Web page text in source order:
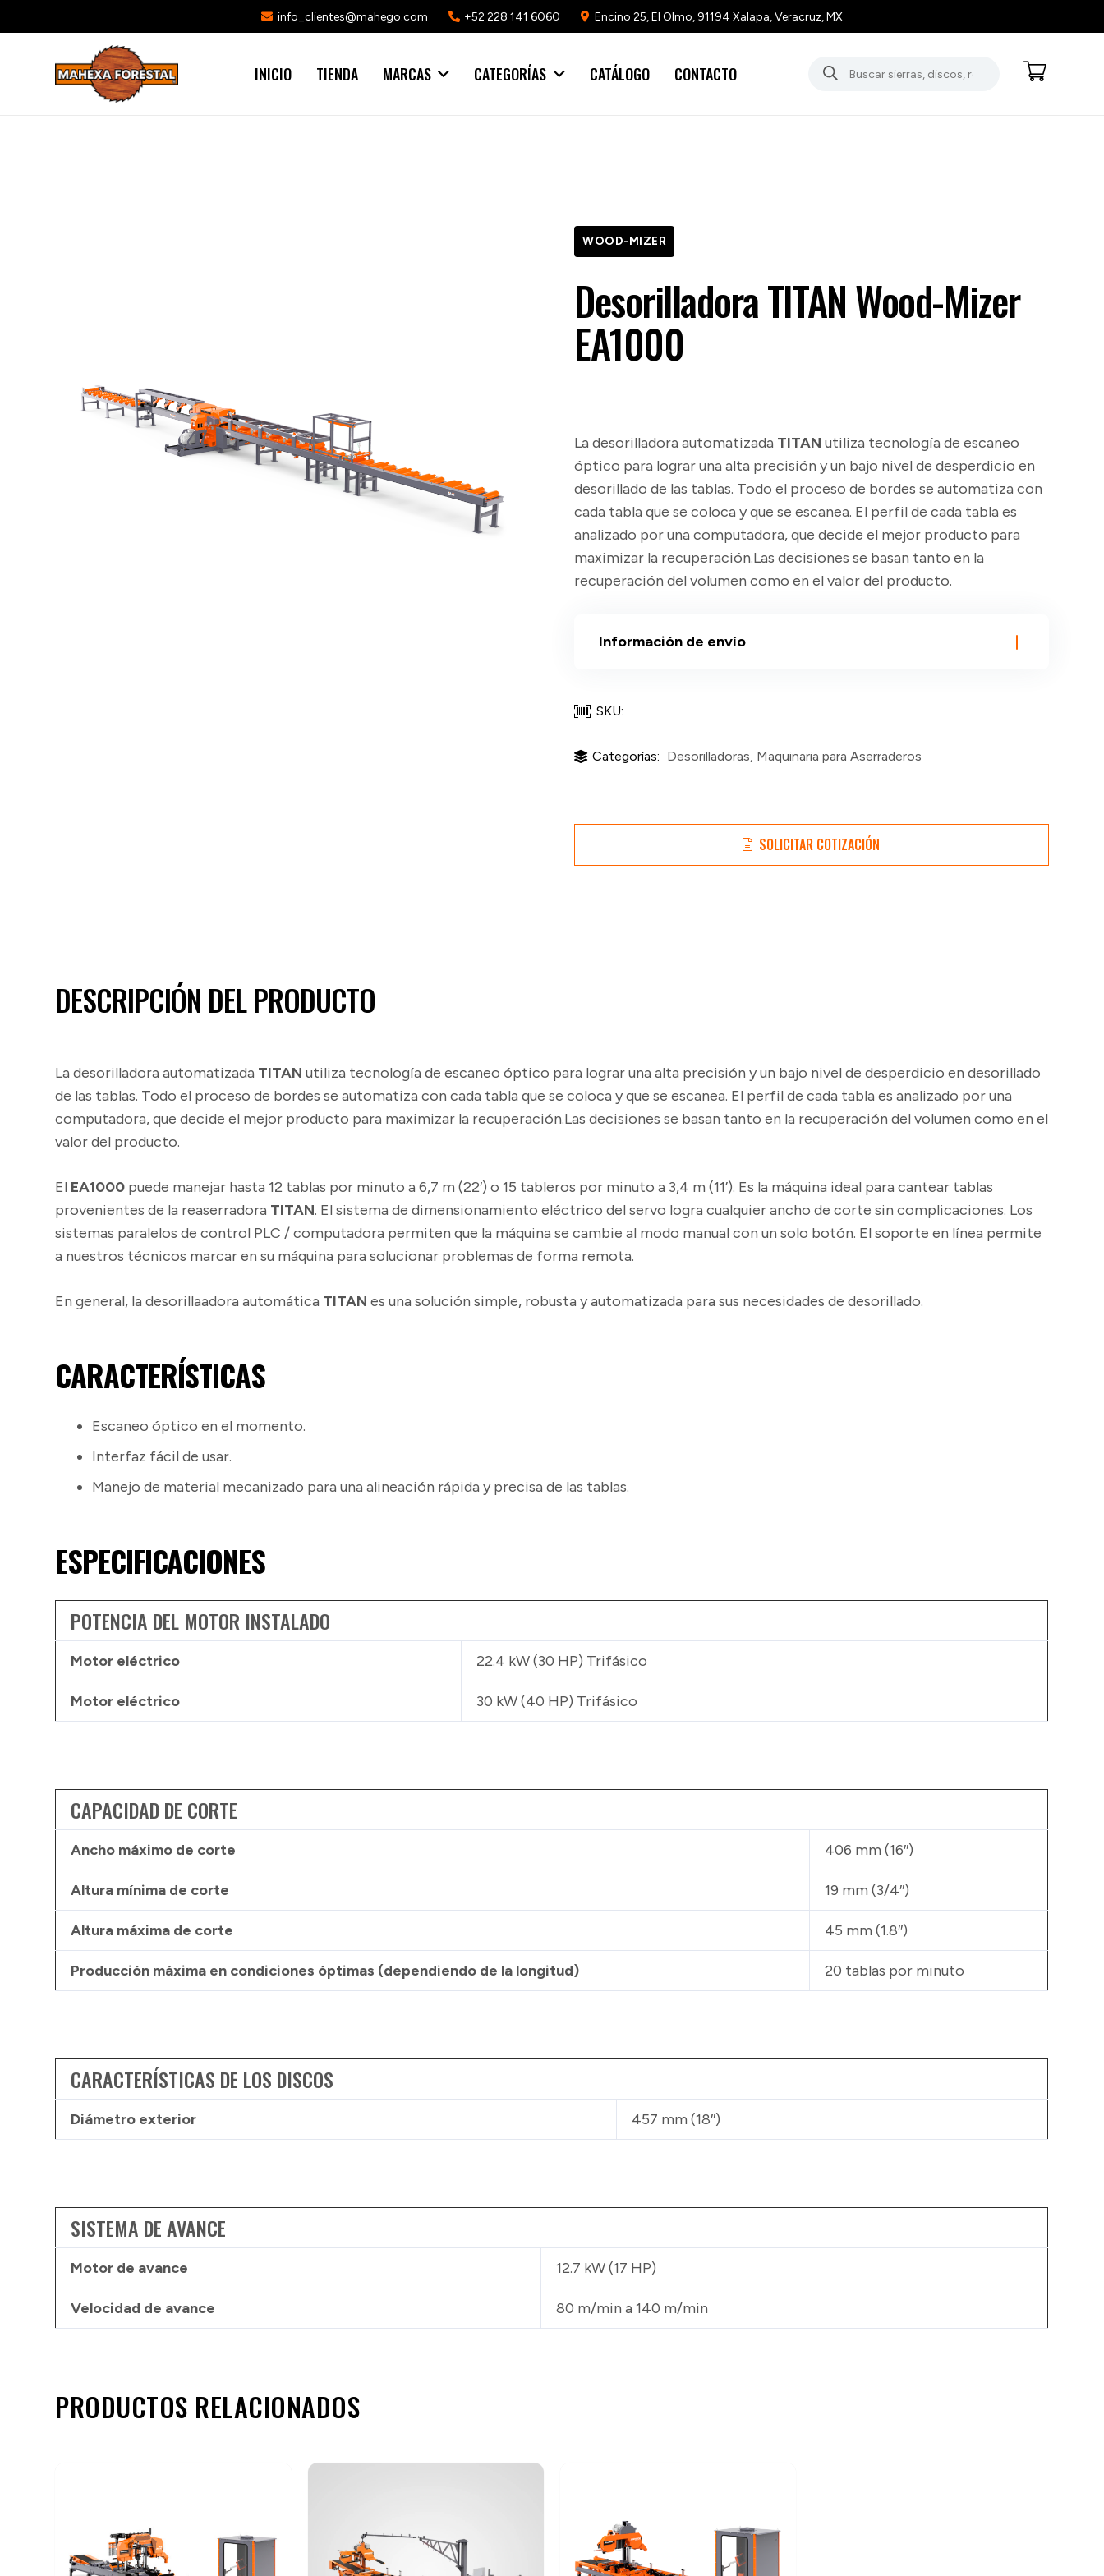
info_clientes@mahego.com +52 228 141 6060 Encino 25, El Olmo, 91194 Xalapa, Veracruz, MX
INICIO TIENDA MARCAS CATEGORÍAS CATÁLOGO CONTACTO
Búsqueda
de
WOOD-MIZER
Desorilladora TITAN Wood-Mizer
EA1000
La desorilladora automatizada TITAN utiliza tecnología de escaneo
óptico para lograr una alta precisión y un bajo nivel de desperdicio en
desorillado de las tablas. Todo el proceso de bordes se automatiza con
cada tabla que se coloca y que se escanea. El perfil de cada tabla es
analizado por una computadora, que decide el mejor producto para
maximizar la recuperación.Las decisiones se basan tanto en la
recuperación del volumen como en el valor del producto.
Información de envío
SKU:
Categorías: Desorilladoras, Maquinaria para Aserraderos
SOLICITAR COTIZACIÓN
DESCRIPCIÓN DEL PRODUCTO
La desorilladora automatizada TITAN utiliza tecnología de escaneo óptico para lograr una alta precisión y un bajo nivel de desperdicio en desorillado
de las tablas. Todo el proceso de bordes se automatiza con cada tabla que se coloca y que se escanea. El perfil de cada tabla es analizado por una
computadora, que decide el mejor producto para maximizar la recuperación.Las decisiones se basan tanto en la recuperación del volumen como en el
valor del producto.
El EA1000 puede manejar hasta 12 tablas por minuto a 6,7 m (22′) o 15 tableros por minuto a 3,4 m (11’). Es la máquina ideal para cantear tablas
provenientes de la reaserradora TITAN. El sistema de dimensionamiento eléctrico del servo logra cualquier ancho de corte sin complicaciones. Los
sistemas paralelos de control PLC / computadora permiten que la máquina se cambie al modo manual con un solo botón. El soporte en línea permite
a nuestros técnicos marcar en su máquina para solucionar problemas de forma remota.
En general, la desorillaadora automática TITAN es una solución simple, robusta y automatizada para sus necesidades de desorillado.
CARACTERÍSTICAS
Escaneo óptico en el momento.
Interfaz fácil de usar.
Manejo de material mecanizado para una alineación rápida y precisa de las tablas.
ESPECIFICACIONES
POTENCIA DEL MOTOR INSTALADO
Motor eléctrico 22.4 kW (30 HP) Trifásico
Motor eléctrico 30 kW (40 HP) Trifásico
CAPACIDAD DE CORTE
Ancho máximo de corte 406 mm (16″)
Altura mínima de corte 19 mm (3/4″)
Altura máxima de corte 45 mm (1.8″)
Producción máxima en condiciones óptimas (dependiendo de la longitud) 20 tablas por minuto
CARACTERÍSTICAS DE LOS DISCOS
Diámetro exterior 457 mm (18″)
SISTEMA DE AVANCE
Motor de avance 12.7 kW (17 HP)
Velocidad de avance 80 m/min a 140 m/min
PRODUCTOS RELACIONADOS